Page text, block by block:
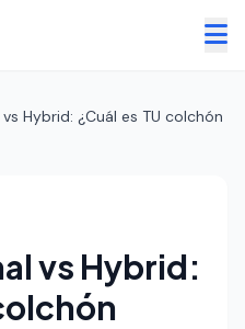
Hybrid: ¿Cuál es TU colchón
vs Hybrid: